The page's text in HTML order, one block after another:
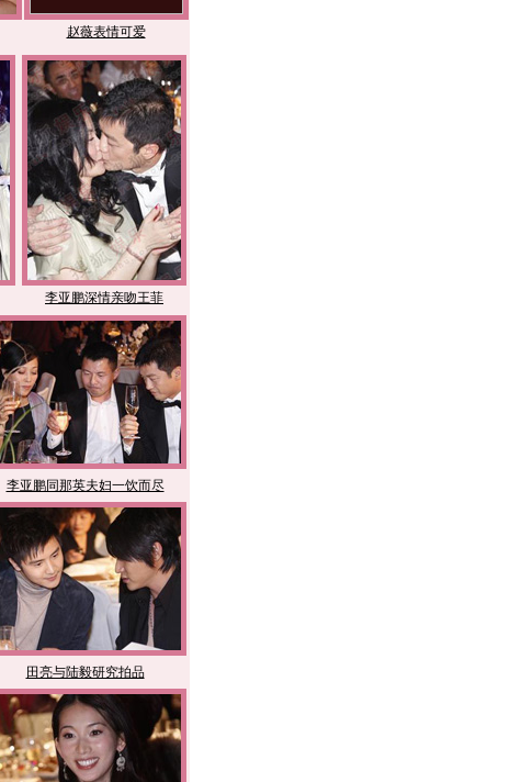
田亮独自亮相
李霞盛装出席
名模洪晓蕾登场
美女主播沈星亮相
赵薇表情可爱
李亚鹏深情亲吻王菲
李亚鹏同那英夫妇一饮而尽
田亮与陆毅研究拍品